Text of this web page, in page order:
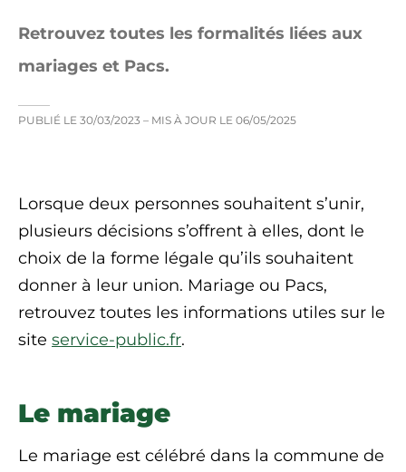
Retrouvez toutes les formalités liées aux
mariages et Pacs.
PUBLIÉ LE 30/03/2023 – MIS À JOUR LE 06/05/2025
Lorsque deux personnes souhaitent s’unir,
plusieurs décisions s’offrent à elles, dont le
choix de la forme légale qu’ils souhaitent
donner à leur union. Mariage ou Pacs,
retrouvez toutes les informations utiles sur le
site service-public.fr.
Le mariage
Le mariage est célébré dans la commune de